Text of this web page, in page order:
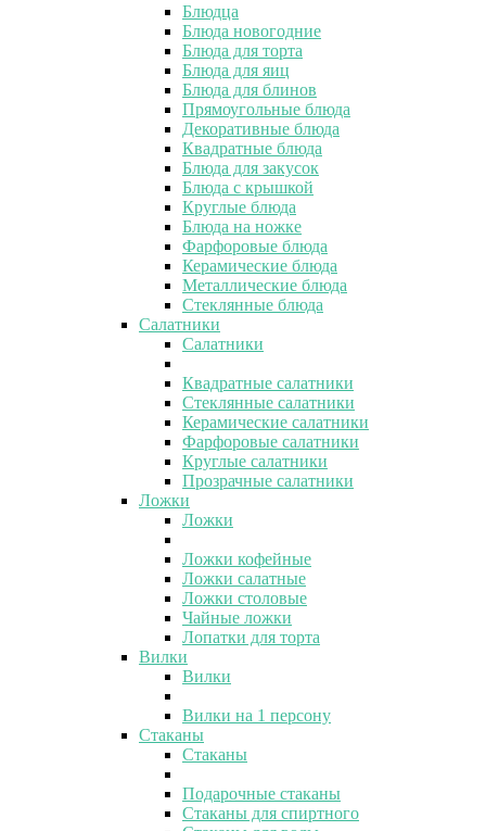
Блюдца
Блюда новогодние
Блюда для торта
Блюда для яиц
Блюда для блинов
Прямоугольные блюда
Декоративные блюда
Квадратные блюда
Блюда для закусок
Блюда с крышкой
Круглые блюда
Блюда на ножке
Фарфоровые блюда
Керамические блюда
Металлические блюда
Стеклянные блюда
Салатники
Салатники
Квадратные салатники
Стеклянные салатники
Керамические салатники
Фарфоровые салатники
Круглые салатники
Прозрачные салатники
Ложки
Ложки
Ложки кофейные
Ложки салатные
Ложки столовые
Чайные ложки
Лопатки для торта
Вилки
Вилки
Вилки на 1 персону
Стаканы
Стаканы
Подарочные стаканы
Стаканы для спиртного